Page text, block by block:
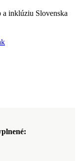
a inklúziu Slovenska